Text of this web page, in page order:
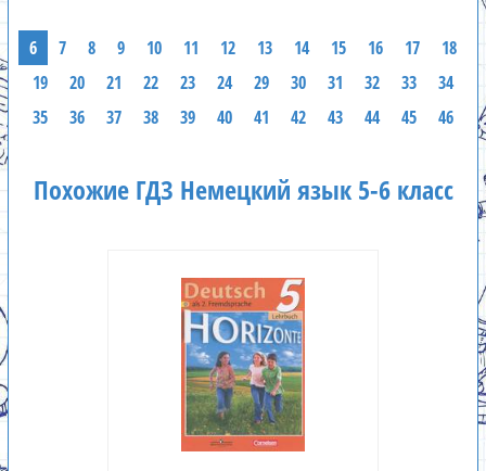
6 7 8 9 10 11 12 13 14 15 16 17
18
19
20 21 22 23 24 29 30 31 32 33
34
35
36 37 38 39 40 41 42 43 44 45 46
Похожие ГДЗ Немецкий язык 5-6 класс